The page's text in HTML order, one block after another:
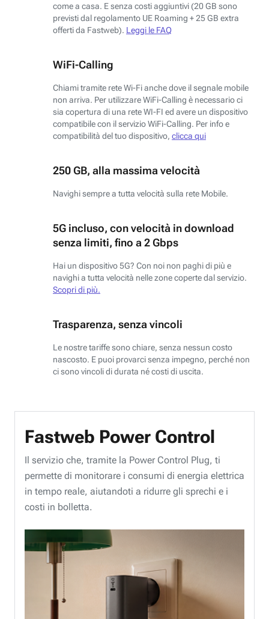
come a casa. E senza costi aggiuntivi (20 GB sono
previsti dal regolamento UE Roaming + 25 GB extra
offerti da Fastweb). Leggi le FAQ
WiFi-Calling
Chiami tramite rete Wi-Fi anche dove il segnale mobile
non arriva. Per utilizzare WiFi-Calling è necessario ci
sia copertura di una rete WI-FI ed avere un dispositivo
compatibile con il servizio WiFi-Calling. Per info e
compatibilità del tuo dispositivo, clicca qui
250 GB, alla massima velocità
Navighi sempre a tutta velocità sulla rete Mobile.
5G incluso, con velocità in download
senza limiti, fino a 2 Gbps
Hai un dispositivo 5G? Con noi non paghi di più e
navighi a tutta velocità nelle zone coperte dal servizio.
Scopri di più.
Trasparenza, senza vincoli
Le nostre tariffe sono chiare, senza nessun costo
nascosto. E puoi provarci senza impegno, perché non
ci sono vincoli di durata né costi di uscita.
Fastweb Power Control
Il servizio che, tramite la Power Control Plug, ti
permette di monitorare i consumi di energia elettrica
in tempo reale, aiutandoti a ridurre gli sprechi e i
costi in bolletta.